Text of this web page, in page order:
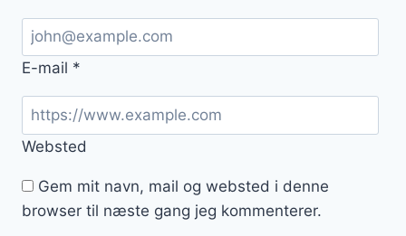
E-mail *
Websted
Gem mit navn, mail og websted i denne
browser til næste gang jeg kommenterer.